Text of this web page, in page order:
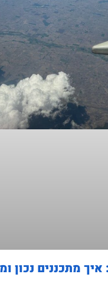
איך מתכננים נכון